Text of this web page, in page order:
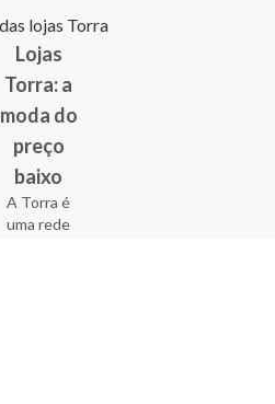
Lojas
Torra: a
moda do
preço
baixo
A Torra é
uma rede